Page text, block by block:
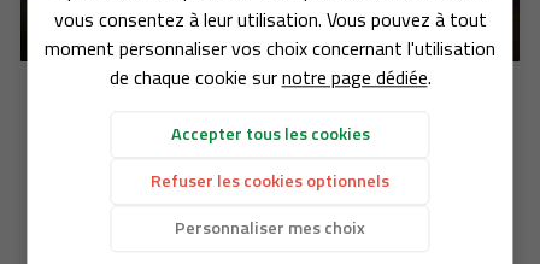
vous consentez à leur utilisation. Vous pouvez à tout
moment personnaliser vos choix concernant l'utilisation
de chaque cookie surnotre page dédiée.
Accepter tous les cookies
Refuser les cookies optionnels
Personnaliser mes choix
& MENU 02 36 54 16
Bar à vins dans le Cher (18) près de Sancerre à Saint-Satur
DIVERTISSANTES